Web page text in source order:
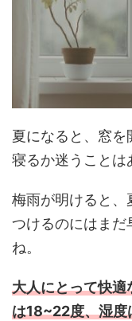
夏になると、窓を
寝るか迷うことは
梅雨が明けると、
つけるのにはまだ
ね。
大人にとって快
は18~22度、湿度